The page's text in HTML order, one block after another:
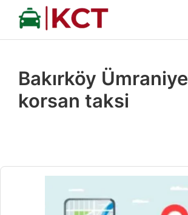
İçeriğe
Bakırköy Ümraniye
korsan taksi